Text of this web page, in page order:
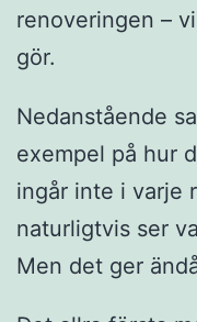
renoveringen –
gör.
Nedanstående
exempel på hur
ingår inte i varje
naturligtvis ser
Men det ger